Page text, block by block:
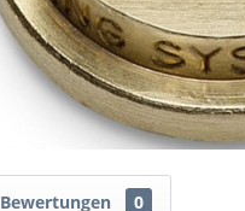
Bewertungen 0